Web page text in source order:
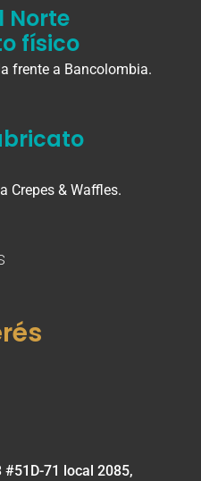
Norte
físico
frente a Bancolombia.
Crepes & Waffles.
#51D-71 local 2085,